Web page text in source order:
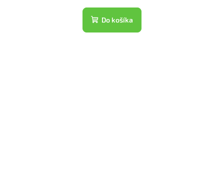
Do košíka